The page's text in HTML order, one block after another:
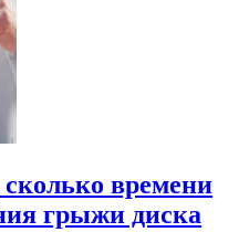
времени
грыжи диска